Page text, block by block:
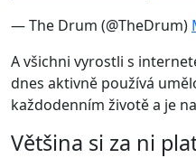
— The Drum (@TheDrum)
A všichni vyrostli s
dnes aktivně používá
každodenním životě a je
Většina si za ni